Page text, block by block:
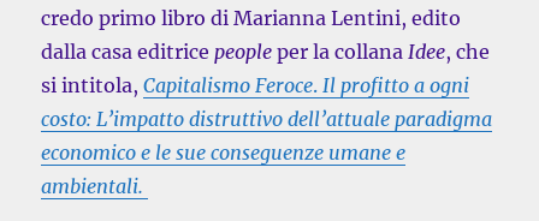
credo primo libro di Marianna Lentini, edito
dalla casa editricepeople per la collanaIdee, che
si intitola,CapitalismoFeroce.Il profitto a ogni
costo: L’impatto distruttivo dell’attuale paradigma
economico e le sue conseguenze umane e
ambientali.